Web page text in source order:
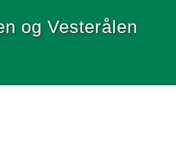
og Vesterålen